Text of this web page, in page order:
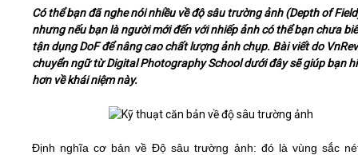
Video
Kiến thức
Liên hệ - Đăng ký
Có thể bạn đã nghe nói nhiều về độ sâu trường ảnh (Depth of
nhưng nếu bạn là người mới đến với nhiếp ảnh có thể bạn chưa
tận dụng DoF để nâng cao chất lượng ảnh chụp. Bài viết do
chuyển ngữ từ Digital Photography School dưới đây sẽ giúp bạn
hơn về khái niệm này.
Định nghĩa cơ bản về Độ sâu trường ảnh: đó là vùng sắc